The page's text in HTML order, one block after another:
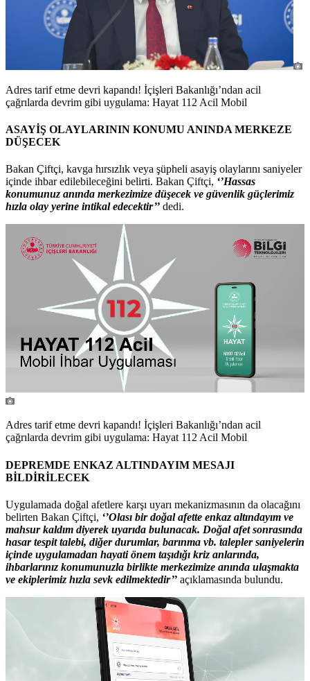
Adres tarif etme devri kapandı! İçişleri Bakanlığı’ndan acil
çağrılarda devrim gibi uygulama: Hayat 112 Acil Mobil
ASAYİŞ OLAYLARININ KONUMU ANINDA MERKEZE
DÜŞECEK
Bakan Çiftçi, kavga hırsızlık veya şüpheli asayiş olaylarını saniyeler
içinde ihbar edilebileceğini belirti. Bakan Çiftçi, ‘’Hassas
konumunuz anında merkezimize düşecek ve güvenlik güçlerimiz
hızla olay yerine intikal edecektir’’ dedi.
Adres tarif etme devri kapandı! İçişleri Bakanlığı’ndan acil
çağrılarda devrim gibi uygulama: Hayat 112 Acil Mobil
DEPREMDE ENKAZ ALTINDAYIM MESAJI
BİLDİRİLECEK
Uygulamada doğal afetlere karşı uyarı mekanizmasının da olacağını
belirten Bakan Çiftçi, ‘’Olası bir doğal afette enkaz altındayım ve
mahsur kaldım diyerek uyarıda bulunacak. Doğal afet sonrasında
hasar tespit talebi, diğer durumlar, barınma vb. talepler saniyelerin
içinde uygulamadan hayati önem taşıdığı kriz anlarında,
ihbarlarınız konumunuzla birlikte merkezimize anında ulaşmakta
ve ekiplerimiz hızla sevk edilmektedir’’ açıklamasında bulundu.